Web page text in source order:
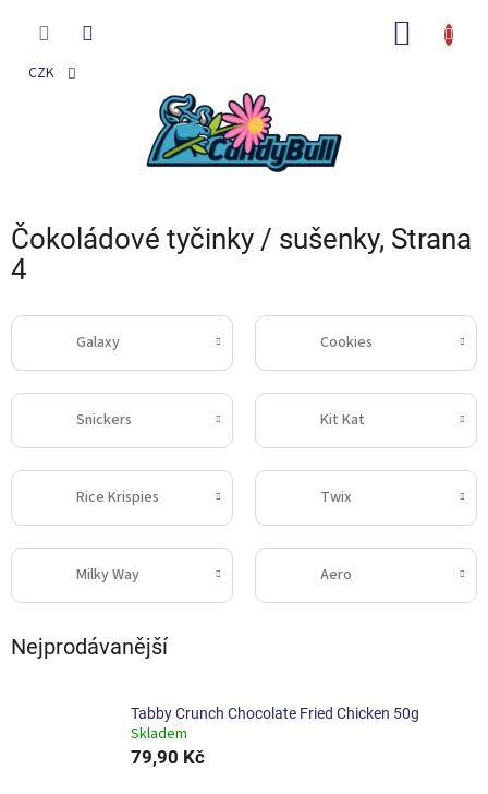
CZK
Čokoládové tyčinky / sušenky, Strana
4
Galaxy Cookies
Snickers Kit Kat
Rice Krispies Twix
Milky Way Aero
Nejprodávanější
Tabby Crunch Chocolate Fried Chicken 50g
Skladem
79,90 Kč